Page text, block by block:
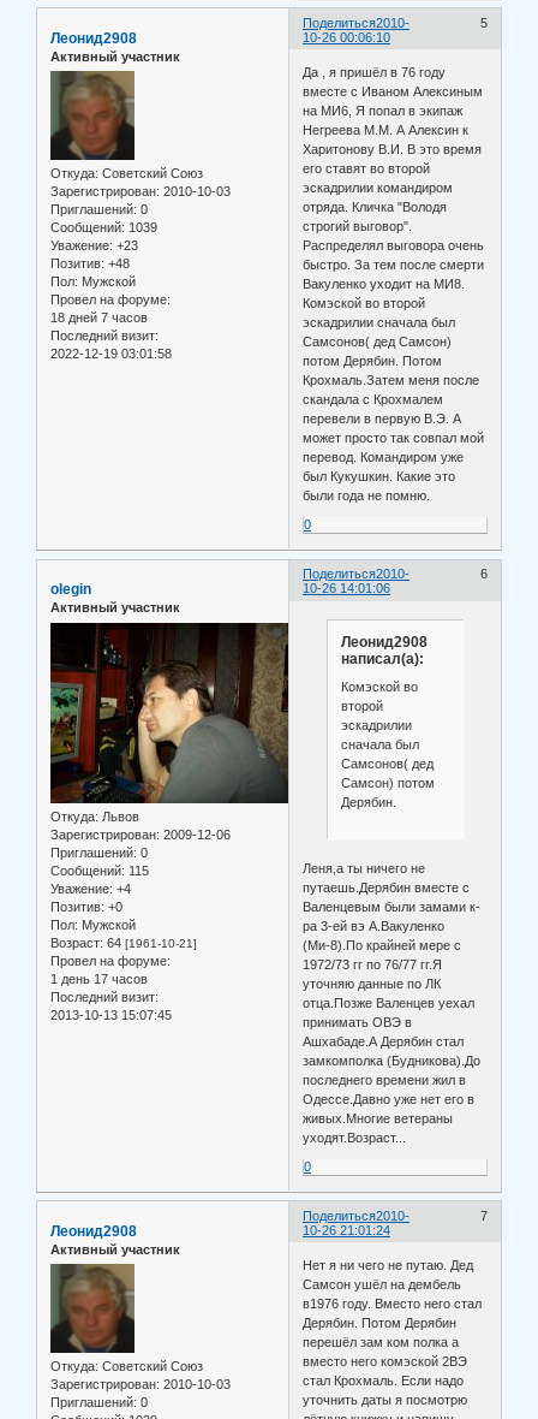
Поделиться 5
2010-
10-26 00:06:10
Леонид2908
Активный участник
Откуда: Советский Союз
Зарегистрирован: 2010-10-03
Приглашений: 0
Сообщений: 1039
Уважение: +23
Позитив: +48
Пол: Мужской
Провел на форуме:
18 дней 7 часов
Последний визит:
2022-12-19 03:01:58
Да , я пришёл в 76 году
вместе с Иваном Алексиным
на МИ6, Я попал в экипаж
Негреева М.М. А Алексин к
Харитонову В.И. В это время
его ставят во второй
эскадрилии командиром
отряда. Кличка "Володя
строгий выговор".
Распределял выговора очень
быстро. За тем после смерти
Вакуленко уходит на МИ8.
Комэской во второй
эскадрилии сначала был
Самсонов( дед Самсон)
потом Дерябин. Потом
Крохмаль.Затем меня после
скандала с Крохмалем
перевели в первую В.Э. А
может просто так совпал мой
перевод. Командиром уже
был Кукушкин. Какие это
были года не помню.
0
Поделиться 6
2010-
10-26 14:01:06
olegin
Активный участник
Откуда: Львов
Зарегистрирован: 2009-12-06
Приглашений: 0
Сообщений: 115
Уважение: +4
Позитив: +0
Пол: Мужской
Возраст: 64 [1961-10-21]
Провел на форуме:
1 день 17 часов
Последний визит:
2013-10-13 15:07:45
Леонид2908
написал(а):
Комэской во
второй
эскадрилии
сначала был
Самсонов( дед
Самсон) потом
Дерябин.
Леня,а ты ничего не
путаешь.Дерябин вместе с
Валенцевым были замами к-
ра 3-ей вэ А.Вакуленко
(Ми-8).По крайней мере с
1972/73 гг по 76/77 гг.Я
уточняю данные по ЛК
отца.Позже Валенцев уехал
принимать ОВЭ в
Ашхабаде.А Дерябин стал
замкомполка (Будникова).До
последнего времени жил в
Одессе.Давно уже нет его в
живых.Многие ветераны
уходят.Возраст...
0
Поделиться 7
2010-
10-26 21:01:24
Леонид2908
Активный участник
Откуда: Советский Союз
Зарегистрирован: 2010-10-03
Приглашений: 0
Нет я ни чего не путаю. Дед
Самсон ушёл на дембель
в1976 году. Вместо него стал
Дерябин. Потом Дерябин
перешёл зам ком полка а
вместо него комэской 2ВЭ
стал Крохмаль. Если надо
уточнить даты я посмотрю